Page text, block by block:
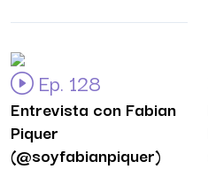
Ep. 128
Entrevista con Fabian
Piquer
(@soyfabianpiquer)